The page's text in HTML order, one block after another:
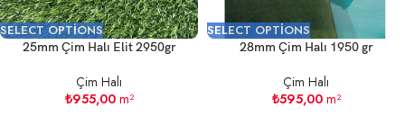
SELECT OPTIONS
25mm Çim Halı Elit 2950gr
Çim Halı
₺955,00m²
SELECT OPTIONS
28mm Çim Halı 1950 gr
Çim Halı
₺595,00m²